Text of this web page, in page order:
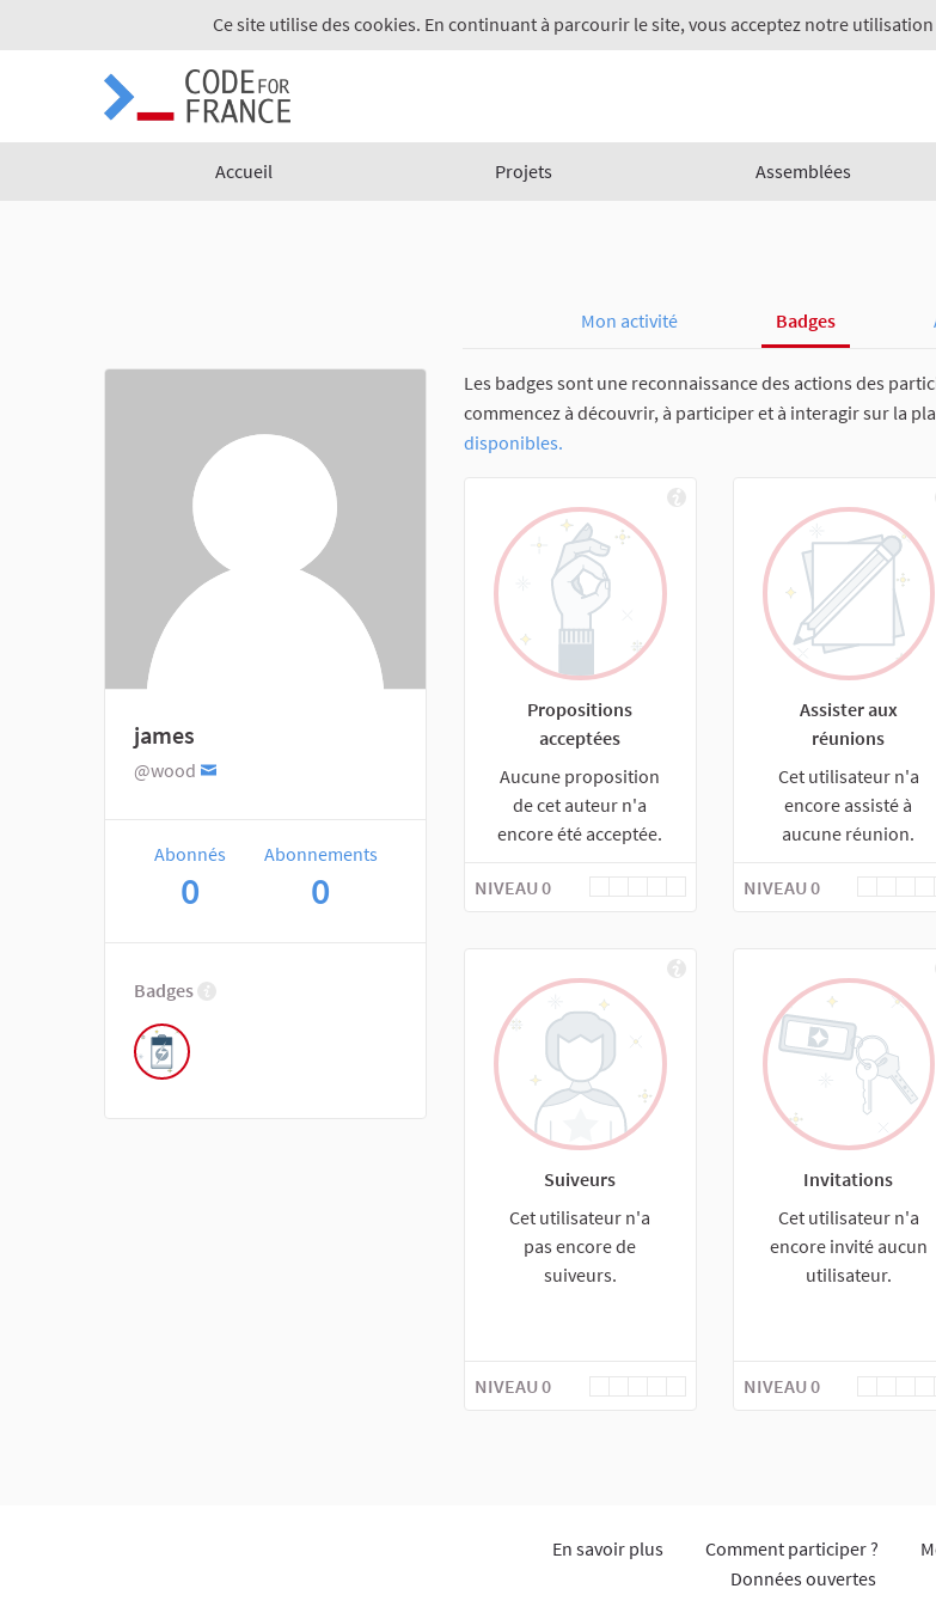
Ce site utilise des cookies. En continuant à parcourir le site, vous acceptez notre
Accueil Projets Assemblées
Mon activité Badges
james
@wood
Abonnés
0
Abonnements
0
Badges
Les badges sont une reconnaissance des actions des
commencez à découvrir, à participer et à interagir sur la
disponibles.
Propositions
acceptées
Aucune proposition
de cet auteur n'a
encore été acceptée.
NIVEAU 0
Assister aux
réunions
Cet utilisateur n'a
encore assisté à
aucune réunion.
NIVEAU 0
Suiveurs
Cet utilisateur n'a
pas encore de
suiveurs.
NIVEAU 0
Invitations
Cet utilisateur n'a
encore invité aucun
utilisateur.
NIVEAU 0
En savoir plus Comment participer ?
Données ouvertes